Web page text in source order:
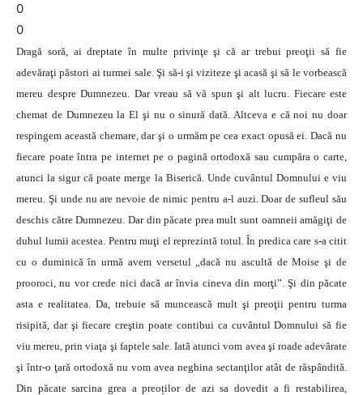
0
0
Dragă soră, ai dreptate în multe privinţe şi că ar trebui preoţii să fie
adevăraţi păstori ai turmei sale. Şi să-i şi viziteze şi acasă şi să le vorbească
mereu despre Dumnezeu. Dar vreau să vă spun şi alt lucru. Fiecare este
chemat de Dumnezeu la El şi nu o sinură dată. Altceva e că noi nu doar
respingem această chemare, dar şi o urmăm pe cea exact opusă ei. Dacă nu
fiecare poate întra pe internet pe o pagină ortodoxă sau cumpăra o carte,
atunci la sigur că poate merge la Biserică. Unde cuvântul Domnului e viu
mereu. Şi unde nu are nevoie de nimic pentru a-l auzi. Doar de sufleul său
deschis către Dumnezeu. Dar din păcate prea mult sunt oamneii amăgiţi de
duhul lumii acestea. Pentru muţi el reprezintă totul. În predica care s-a citit
cu o duminică în urmă avem versetul „dacă nu ascultă de Moise şi de
prooroci, nu vor crede nici dacă ar învia cineva din morţi”. Şi din păcate
asta e realitatea. Da, trebuie să muncească mult şi preoţii pentru turma
risipită, dar şi fiecare creştin poate contibui ca cuvântul Domnului să fie
viu mereu, prin viaţa şi faptele sale. Iată atunci vom avea şi roade adevărate
şi într-o ţară ortodoxă nu vom avea neghina sectanţilor atât de răspândită.
Din păcate sarcina grea a preoților de azi sa dovedit a fi restabilirea,